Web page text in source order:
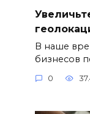
В наше
бизнесов
0